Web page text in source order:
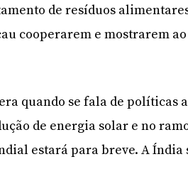
de resíduos
cooperarem e mostrarem
quando se fala de políticas
de energia solar e no
estará para breve. A Índia